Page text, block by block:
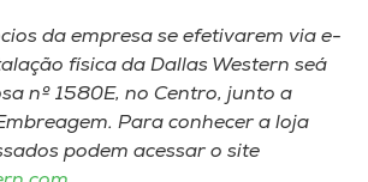
da empresa se efetivarem via e-
física da Dallas Western seá
nº 1580E, no Centro, junto a
Para conhecer a loja
podem acessar o site